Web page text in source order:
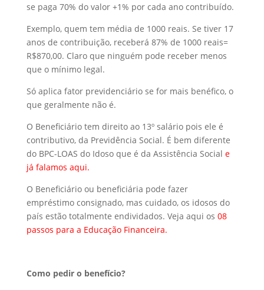
se paga 70% do valor +1% por cada ano contribuído.
Exemplo, quem tem média de 1000 reais. Se tiver 17
anos de contribuição, receberá 87% de 1000 reais=
R$870,00. Claro que ninguém pode receber menos
que o mínimo legal.
Só aplica fator previdenciário se for mais benéfico, o
que geralmente não é.
O Beneficiário tem direito ao 13º salário pois ele é
contributivo, da Previdência Social. É bem diferente
do BPC-LOAS do Idoso que é da Assistência Social e
já falamos aqui.
O Beneficiário ou beneficiária pode fazer
empréstimo consignado, mas cuidado, os idosos do
país estão totalmente endividados. Veja aqui os 08
passos para a Educação Financeira.
Como pedir o benefício?